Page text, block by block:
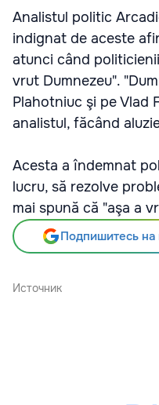
Analistul politic
indignat de aceste
atunci când
vrut Dumnezeu".
Plahotniuc şi pe Vlad
analistul, făcând
Acesta a îndemnat
lucru, să rezolve
mai spună că "aşa a
Подпишитесь на
Источник